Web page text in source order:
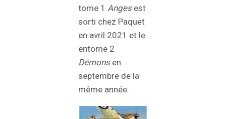
tome 1 Anges est
sorti chez Paquet
en avril 2021 et le
entome 2
Démons en
septembre de la
même année.